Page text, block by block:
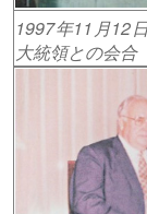
1997年11月12
大統領との会合